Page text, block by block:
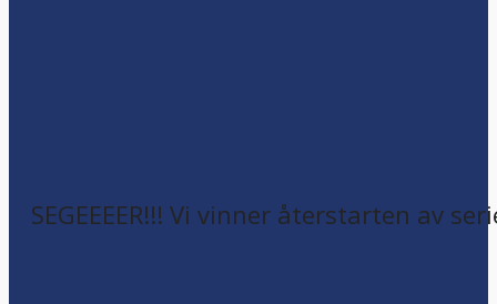
SEGEEEER!!! Vi vinner återstarten av